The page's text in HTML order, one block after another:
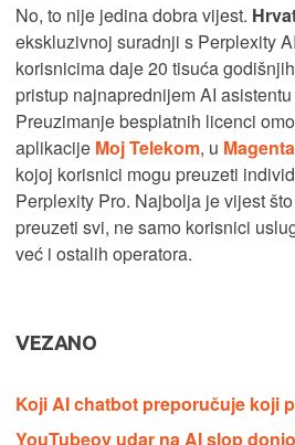
No, to nije jedina dobra vijest.
ekskluzivnoj suradnji s Perplexity
korisnicima daje 20 tisuća
pristup najnaprednijem AI
Preuzimanje besplatnih licenci
aplikacije Moj Telekom, u
kojoj korisnici mogu preuzeti
Perplexity Pro. Najbolja je vijest
preuzeti svi, ne samo korisnici
već i ostalih operatora.
VEZANO
Koji AI chatbot preporučuje koji
YouTubeov udar na AI slop